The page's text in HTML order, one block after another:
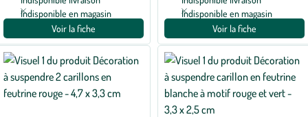
Indisponible en magasin
Voir la fiche
Indisponible en magasin
Voir la fiche